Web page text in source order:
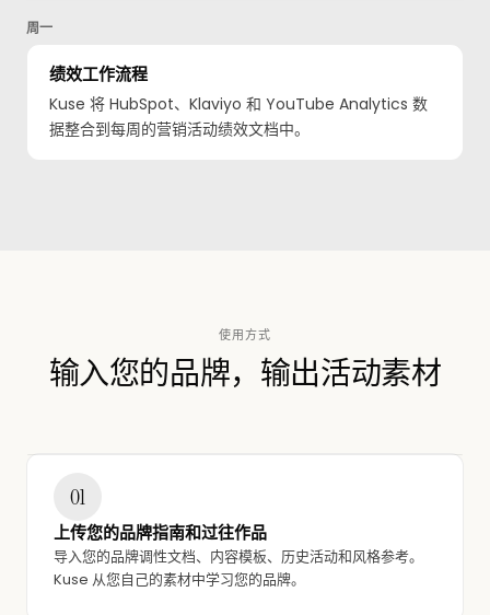
周一
绩效工作流程
Kuse 将 HubSpot、Klaviyo 和 YouTube Analytics 数
据整合到每周的营销活动绩效文档中。
使用方式
输入您的品牌，输出活动素材
01
上传您的品牌指南和过往作品
导入您的品牌调性文档、内容模板、历史活动和风格参考。
Kuse 从您自己的素材中学习您的品牌。